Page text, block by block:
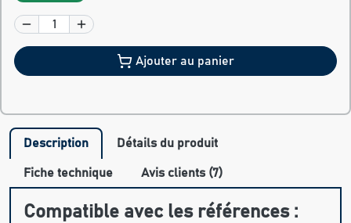
Ajouter au panier
Description Détails du produit
Fiche technique Avis clients (7)
Compatible avec les références :